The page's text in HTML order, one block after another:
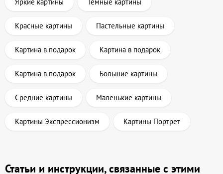
Красные картины Пастельные картины
Картина в подарок Картина в подарок
Картина в подарок Большие картины
Средние картины Маленькие картины
Картины Экспрессионизм Картины Портрет
Статьи и инструкции, связанные с этими